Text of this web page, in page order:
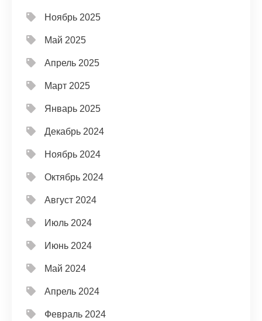
Ноябрь 2025
Май 2025
Апрель 2025
Март 2025
Январь 2025
Декабрь 2024
Ноябрь 2024
Октябрь 2024
Август 2024
Июль 2024
Июнь 2024
Май 2024
Апрель 2024
Февраль 2024